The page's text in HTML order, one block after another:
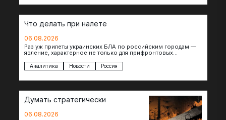
Что делать при налете
06.08.2026
Раз уж прилеты украинских БЛА по российским городам —
явление, характерное не только для прифронтовых
Аналитика Новости Россия
Думать стратегически
06.08.2026